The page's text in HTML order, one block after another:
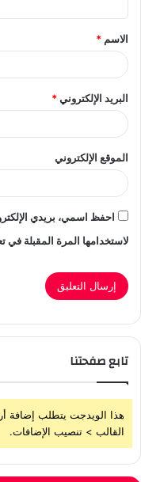
ق
*
الاسم *
البريد الإلكتروني*
الموقع الإلكتروني
احفظ اسمي، بريدي
لاستخدامها المرة المقبلة في
تابع صفحتنا
هذا الويدجت يتطلب إضافة
القالب > تنصيب الإضافات.